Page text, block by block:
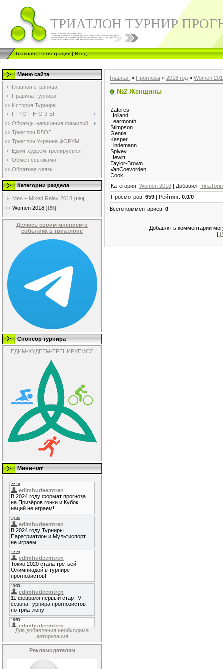
ТРИАТЛОН ТУРНИР
Главная|Регистрация|Вход
Меню сайта
Главная страница
Правила Турнира
История Турнира
П Р О Г Н О З Ы
Образцы написания фамилий
Триатлон БЛОГ
Триатлон Украина ФОРУМ
Едим-худеем-тренируемся
Обмен ссылками
Обратная связь
Категории раздела
Men + Mixed Relay 2018 [190]
Women 2018 [156]
Делюсь своим мнением о
событиях в триатлоне
Спонсор турнира
ЕДИМ-ХУДЕЕМ-ТРЕНИРУЕМСЯ
Мини-чат
Для добавления необходима
авторизация
Рекламодателям
Главная » Прогнозы » 2018 год » Women
№2 Женщины
Zaferes
Holland
Learmonth
Stimpson
Gentle
Kasper
Lindemann
Spivey
Hewitt
Taylor-Brown
VanCoevorden
Cook
Категория: Women 2018 | Добавил:
Просмотров: 659 | Рейтинг: 0.0/0
Всего комментариев: 0
Добавлять комментарии
[